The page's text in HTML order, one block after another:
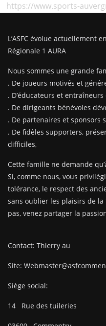
https://www.sports-
L’ASFC évolue actuellement
Régionale 1 AURA
Nous sommes une grande
. De joueurs motivés et
. D’éducateurs et
. De dirigeants bénévoles
. De partenaires et sponsors
. De fidèles supporters,
difficiles,
Cette famille ne demande
Si, comme nous, vous
tolérance, le respect des
sans oublier les plaisirs de la
pas, venez partager la
Contact: Thierry au 06
Site:
Siège social:
14 Rue des tuileries